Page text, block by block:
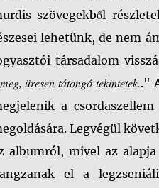
szövegekből
lehetünk, de nem
társadalom
üresen tátongó tekintetek.."
a
Legvégül
albumról, mivel az
el a